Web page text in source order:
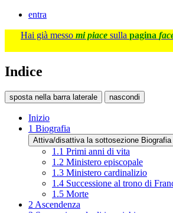
entra
Hai già messo mi piace sulla pagina
Indice
sposta nella barra laterale nascondi
Inizio
1 Biografia
Attiva/disattiva la sottosezione Biografia
1.1 Primi anni di vita
1.2 Ministero episcopale
1.3 Ministero cardinalizio
1.4 Successione al trono di
1.5 Morte
2Ascendenza